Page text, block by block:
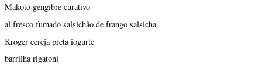
Makoto gengibre curativo
al fresco fumado salsichão de frango salsicha
Kroger cereja preta iogurte
barrilha rigatoni